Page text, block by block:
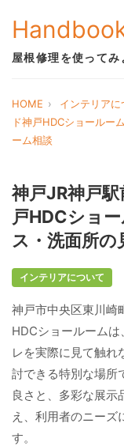
屋根修理を使ってみ
HOME インテリアに
ド神戸HDCショールー
ーム相談
神戸JR神戸
戸HDCショ
ス・洗面所
インテリアについて
神戸市中央区東川崎
HDCショールーム
レを実際に見て触れ
討できる特別な場所
良さと、多彩な展示
え、利用者のニーズ
す。